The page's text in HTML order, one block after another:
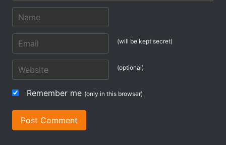
(will be kept secret)
(optional)
Remember me (only in this browser)
Post Comment